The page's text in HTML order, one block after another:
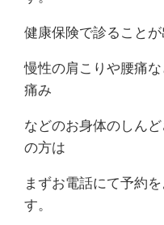
健康保険で診ること
慢性の肩こりや腰痛
痛み
などのお身体のしん
の方は
まずお電話にて予約
す。